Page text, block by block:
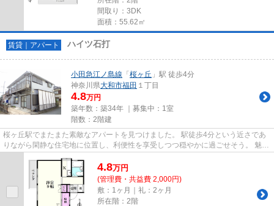
間取り：3DK
面積：55.62㎡
賃貸｜アパート ハイツ石打
小田急江ノ島線 「 桜ヶ丘 」駅 徒歩4分
神奈川県大和市福田 １丁目
4.8万円
築年数：築34年 ｜募集中： 1室
階数：2階建
桜ヶ丘駅でまたまた素敵なアパートを見つけました。 駅徒歩4分という近さであ
りながら閑静な住宅地に位置し、利便性を享受しつつ穏やかに過ごせそう。 魅力
4.8万円
(管理費・共益費 2,000円)
敷：1ヶ月｜礼：2ヶ月
所在階：2階